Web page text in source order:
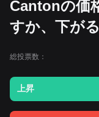
Cantonの価
すか、下が
総投票数：
上昇